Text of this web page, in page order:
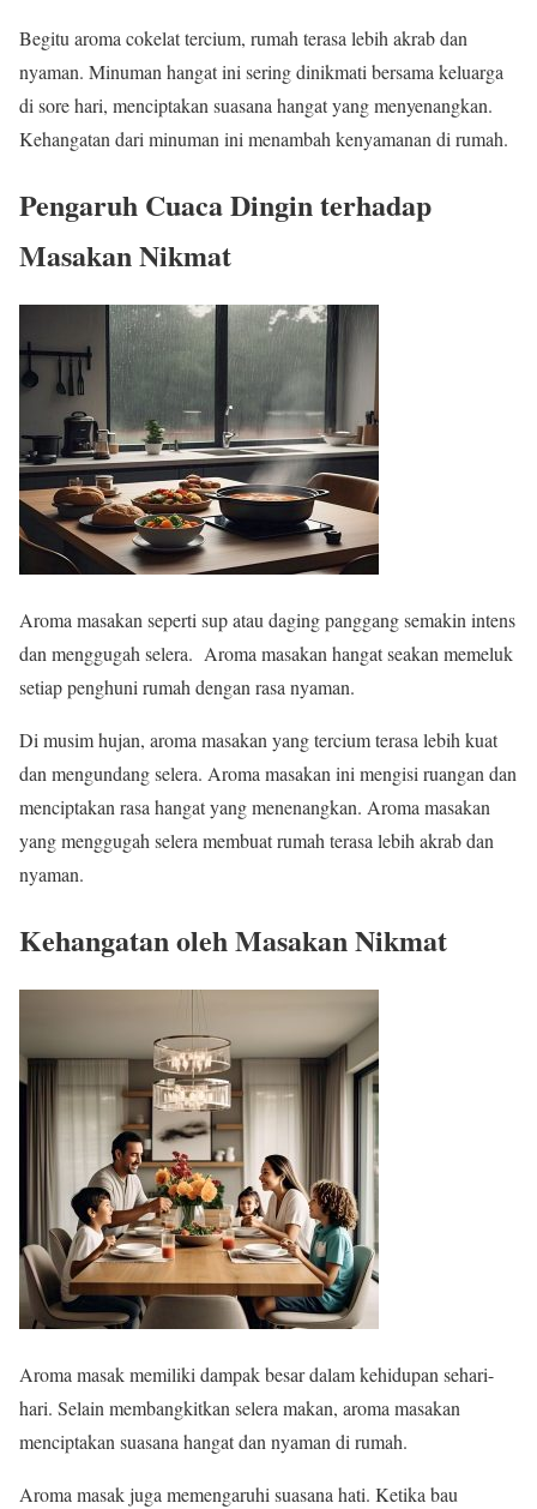
Begitu aroma cokelat tercium, rumah terasa lebih akrab dan
nyaman. Minuman hangat ini sering dinikmati bersama keluarga
di sore hari, menciptakan suasana hangat yang menyenangkan.
Kehangatan dari minuman ini menambah kenyamanan di rumah.
Pengaruh Cuaca Dingin terhadap
Masakan Nikmat
Aroma masakan seperti sup atau daging panggang semakin intens
dan menggugah selera. Aroma masakan hangat seakan memeluk
setiap penghuni rumah dengan rasa nyaman.
Di musim hujan, aroma masakan yang tercium terasa lebih kuat
dan mengundang selera. Aroma masakan ini mengisi ruangan dan
menciptakan rasa hangat yang menenangkan. Aroma masakan
yang menggugah selera membuat rumah terasa lebih akrab dan
nyaman.
Kehangatan oleh Masakan Nikmat
Aroma masak memiliki dampak besar dalam kehidupan sehari-
hari. Selain membangkitkan selera makan, aroma masakan
menciptakan suasana hangat dan nyaman di rumah.
Aroma masak juga memengaruhi suasana hati. Ketika bau